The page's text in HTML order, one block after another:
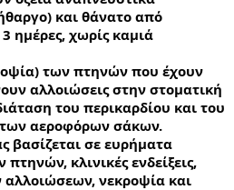
και θάνατο από
ημέρες, χωρίς καμιά
των πτηνών που έχουν
αλλοιώσεις στην στοματική
του περικαρδίου και του
αεροφόρων σάκων.
βασίζεται σε ευρήματα
κλινικές ενδείξεις,
αλλοιώσεων, νεκροψία και